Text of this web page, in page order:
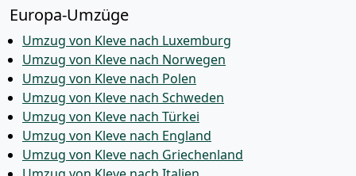
Europa-Umzüge
Umzug von Kleve nach Luxemburg
Umzug von Kleve nach Norwegen
Umzug von Kleve nach Polen
Umzug von Kleve nach Schweden
Umzug von Kleve nach Türkei
Umzug von Kleve nach England
Umzug von Kleve nach Griechenland